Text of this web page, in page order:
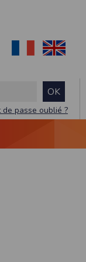
de passe oublié ?